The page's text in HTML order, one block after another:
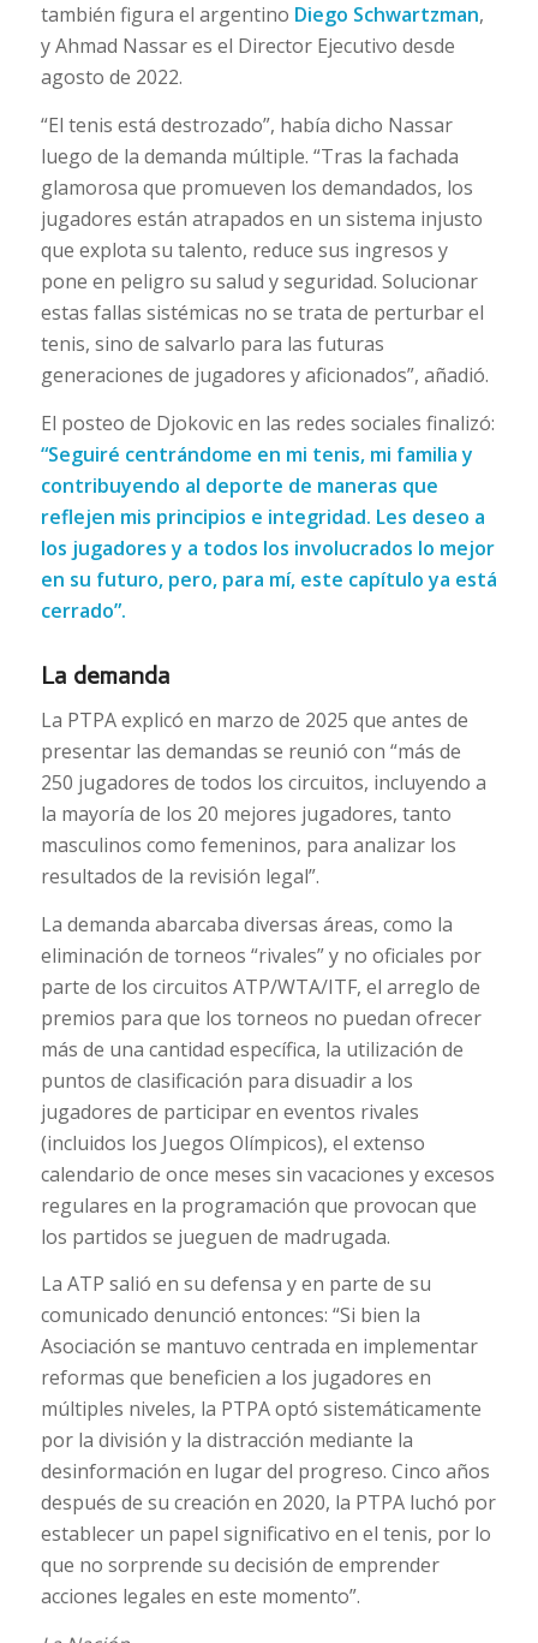
también figura el argentino Diego Schwartzman,
y Ahmad Nassar es el Director Ejecutivo desde
agosto de 2022.
“El tenis está destrozado”, había dicho Nassar
luego de la demanda múltiple. “Tras la fachada
glamorosa que promueven los demandados, los
jugadores están atrapados en un sistema injusto
que explota su talento, reduce sus ingresos y
pone en peligro su salud y seguridad. Solucionar
estas fallas sistémicas no se trata de perturbar el
tenis, sino de salvarlo para las futuras
generaciones de jugadores y aficionados”, añadió.
El posteo de Djokovic en las redes sociales finalizó:
“Seguiré centrándome en mi tenis, mi familia y
contribuyendo al deporte de maneras que
reflejen mis principios e integridad. Les deseo a
los jugadores y a todos los involucrados lo mejor
en su futuro, pero, para mí, este capítulo ya está
cerrado”.
La demanda
La PTPA explicó en marzo de 2025 que antes de
presentar las demandas se reunió con “más de
250 jugadores de todos los circuitos, incluyendo a
la mayoría de los 20 mejores jugadores, tanto
masculinos como femeninos, para analizar los
resultados de la revisión legal”.
La demanda abarcaba diversas áreas, como la
eliminación de torneos “rivales” y no oficiales por
parte de los circuitos ATP/WTA/ITF, el arreglo de
premios para que los torneos no puedan ofrecer
más de una cantidad específica, la utilización de
puntos de clasificación para disuadir a los
jugadores de participar en eventos rivales
(incluidos los Juegos Olímpicos), el extenso
calendario de once meses sin vacaciones y excesos
regulares en la programación que provocan que
los partidos se jueguen de madrugada.
La ATP salió en su defensa y en parte de su
comunicado denunció entonces: “Si bien la
Asociación se mantuvo centrada en implementar
reformas que beneficien a los jugadores en
múltiples niveles, la PTPA optó sistemáticamente
por la división y la distracción mediante la
desinformación en lugar del progreso. Cinco años
después de su creación en 2020, la PTPA luchó por
establecer un papel significativo en el tenis, por lo
que no sorprende su decisión de emprender
acciones legales en este momento”.